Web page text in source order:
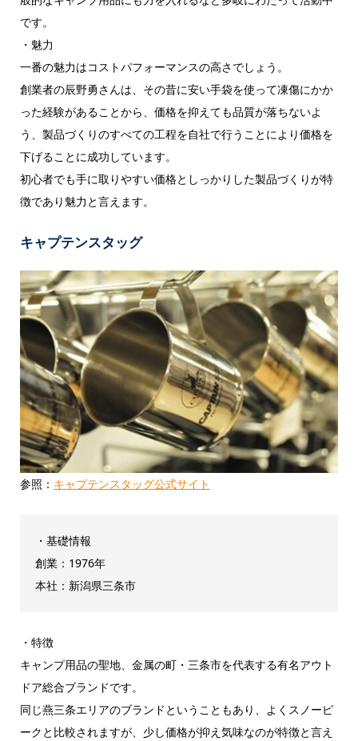
です。
・魅力
一番の魅力はコストパフォーマンスの高さでしょう。
創業者の辰野勇さんは、その昔に安い手袋を使って凍傷にかか
った経験があることから、価格を抑えても品質が落ちないよ
う、製品づくりのすべての工程を自社で行うことにより価格を
下げることに成功しています。
初心者でも手に取りやすい価格としっかりした製品づくりが特
徴であり魅力と言えます。
キャプテンスタッグ
参照： キャプテンスタッグ公式サイト
・基礎情報
創業：1976年
本社：新潟県三条市
・特徴
キャンプ用品の聖地、金属の町・三条市を代表する有名アウト
ドア総合ブランドです。
同じ燕三条エリアのブランドということもあり、よくスノーピ
ークと比較されますが、少し価格が抑え気味なのが特徴と言え